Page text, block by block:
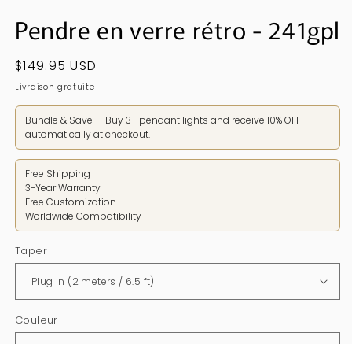
Pendre en verre rétro - 241gpl
Prix
régulier
$149.95 USD
Livraison gratuite
Bundle & Save — Buy 3+ pendant lights and receive 10% OFF
automatically at checkout.
Free Shipping
3-Year Warranty
Free Customization
Worldwide Compatibility
Taper
Couleur